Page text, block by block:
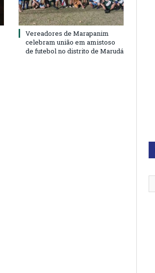
Vereadores de Marapanim
celebram união em amistoso
de futebol no distrito de Marudá